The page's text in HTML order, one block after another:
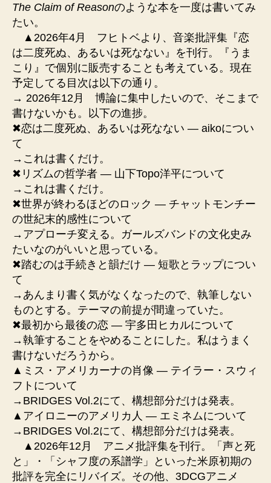
The Claim of Reasonのような本を一度は書いてみ
たい。
▲2026年4月 フヒトベより、音楽批評集『恋
は二度死ぬ、あるいは死なない』を刊行。『うま
こり』で個別に販売することも考えている。現在
予定してる目次は以下の通り。
→ 2026年12月 博論に集中したいので、そこまで
書けないかも。以下の進捗。
✖︎恋は二度死ぬ、あるいは死なない ― aikoについ
て
→これは書くだけ。
✖︎リズムの哲学者 ― 山下Topo洋平について
→これは書くだけ。
✖︎世界が終わるほどのロック ― チャットモンチー
の世紀末的感性について
→アプローチ変える。ガールズバンドの文化史み
たいなのがいいと思っている。
✖︎踏むのは手続きと韻だけ ― 短歌とラップについ
て
→あんまり書く気がなくなったので、執筆しない
ものとする。テーマの前提が間違っていた。
✖︎最初から最後の恋 ― 宇多田ヒカルについて
→執筆することをやめることにした。私はうまく
書けないだろうから。
▲ミス・アメリカーナの肖像 ― テイラー・スウィ
フトについて
→BRIDGES Vol.2にて、構想部分だけは発表。
▲アイロニーのアメリカ人 ― エミネムについて
→BRIDGES Vol.2にて、構想部分だけは発表。
▲2026年12月 アニメ批評集を刊行。「声と死
と」・「シャフ度の系譜学」といった米原初期の
批評を完全にリバイズ。その他、3DCGアニメ